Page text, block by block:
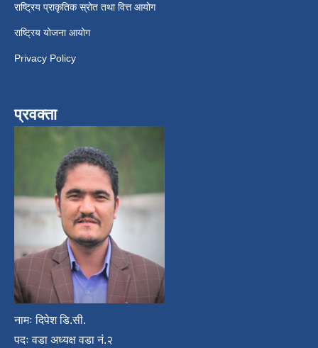
राष्ट्रिय प्राकृतिक स्रोत तथा वित्त आयोग
राष्ट्रिय योजना आयोग
Privacy Policy
प्रवक्ता
नामः दिपेश डि.सी.
पदः वडा अध्यक्ष वडा नं.२